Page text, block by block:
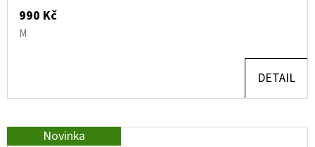
990 Kč
M
DETAIL
Novinka